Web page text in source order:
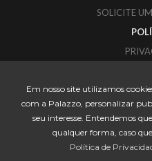
SOLICITE
PALAZZO
CORUPÁ -
Em nosso site utilizamos
com a Palazzo, personalizar
seu interesse. Entendemos
qualquer forma, caso
Política de